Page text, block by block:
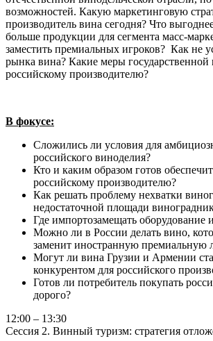
возможностей. Какую маркетинговую
производитель вина сегодня? Что
больше продукции для сегмента масс-
заместить премиальных игроков? Как не
рынка вина? Какие меры
российскому производителю?
В фокусе:
Сложились ли условия для
российского виноделия?
Кто и каким образом готов
российскому производителю?
Как решать проблему нехватки
недостаточной площади
Где импортозамещать оборудование
Можно ли в России делать вино,
заменит иностранную премиальную
Могут ли вина Грузии и Армении
конкурентом для российского
Готов ли потребитель покупать
дорого?
12:00 – 13:30
Сессия 2. Винный туризм: стратегия